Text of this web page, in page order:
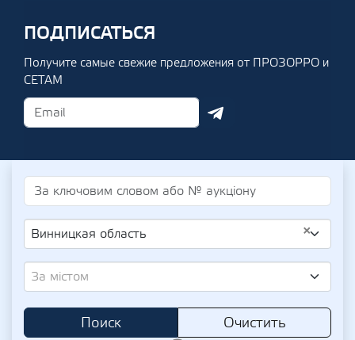
ПОДПИСАТЬСЯ
Получите самые свежие предложения от ПРОЗОРРО и
СЕТАМ
×
Винницкая область
За містом
Поиск Очистить